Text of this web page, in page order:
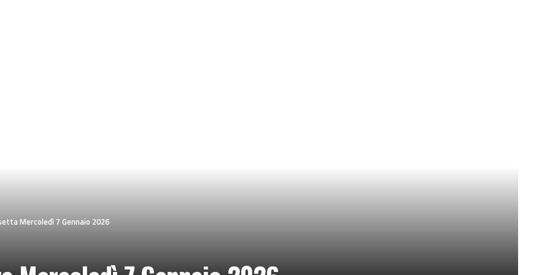
Mercoledì 7 Gennaio 2026